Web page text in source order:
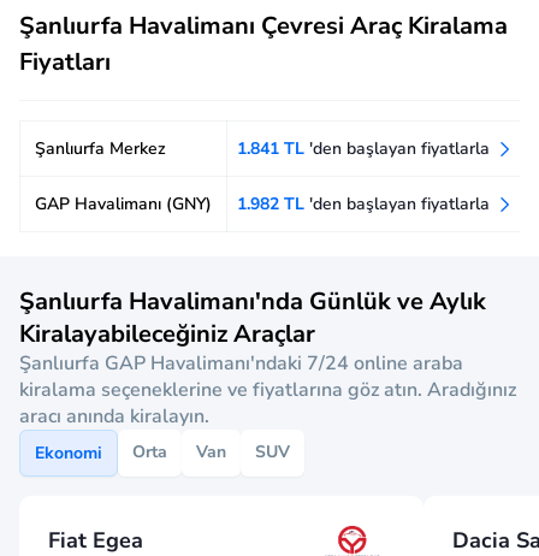
Şanlıurfa Havalimanı Çevresi Araç Kiralama
Fiyatları
Şanlıurfa Merkez 1.841 TL'den başlayan fiyatlarla
GAP Havalimanı (GNY) 1.982 TL'den başlayan fiyatlarla
Şanlıurfa Havalimanı'nda Günlük ve Aylık
Kiralayabileceğiniz Araçlar
Şanlıurfa GAP Havalimanı'ndaki 7/24 online araba
kiralama seçeneklerine ve fiyatlarına göz atın. Aradığınız
aracı anında kiralayın.
Ekonomi Orta Van SUV
Fiat Egea Dacia